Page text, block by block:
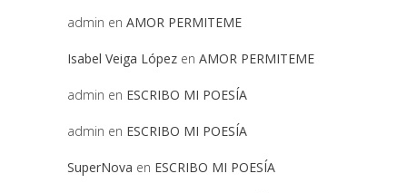
admin en AMOR PERMITEME
Isabel Veiga López en AMOR PERMITEME
admin en ESCRIBO MI POESÍA
admin en ESCRIBO MI POESÍA
SuperNova en ESCRIBO MI POESÍA